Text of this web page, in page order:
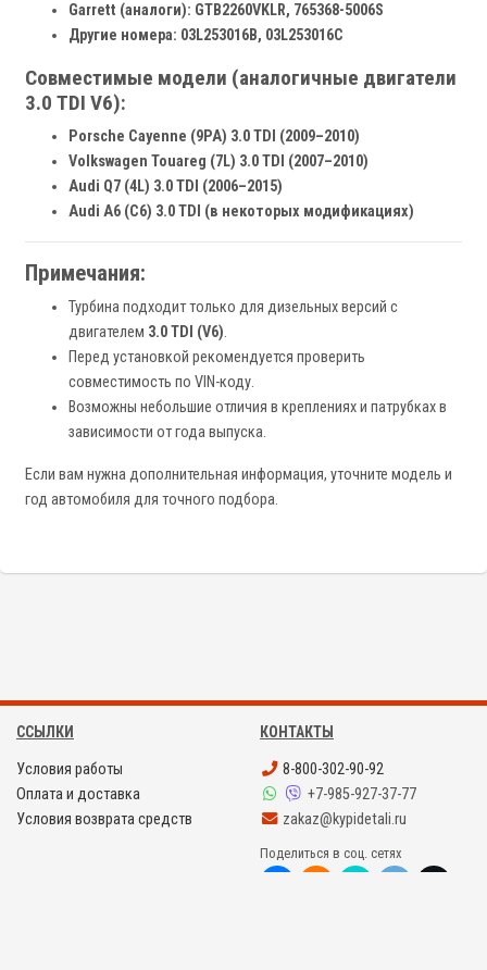
Garrett (аналоги): GTB2260VKLR, 765368-5006S
Другие номера: 03L253016B, 03L253016C
Совместимые модели (аналогичные двигатели
3.0 TDI V6):
Porsche Cayenne (9PA) 3.0 TDI (2009–2010)
Volkswagen Touareg (7L) 3.0 TDI (2007–2010)
Audi Q7 (4L) 3.0 TDI (2006–2015)
Audi A6 (C6) 3.0 TDI (в некоторых модификациях)
Примечания:
Турбина подходит только для дизельных версий с
двигателем 3.0 TDI (V6).
Перед установкой рекомендуется проверить
совместимость по VIN-коду.
Возможны небольшие отличия в креплениях и патрубках в
зависимости от года выпуска.
Если вам нужна дополнительная информация, уточните модель и
год автомобиля для точного подбора.
ССЫЛКИ
Условия работы
Оплата и доставка
Условия возврата средств
КОНТАКТЫ
8-800-302-90-92
+7-985-927-37-77
zakaz@kypidetali.ru
Поделиться в соц. сетях